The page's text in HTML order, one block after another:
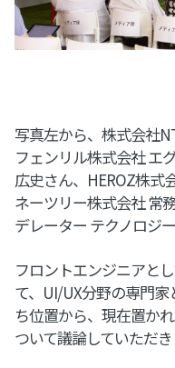
写真左から、株式会社
フェンリル株式会社 エ
広史さん、HEROZ株式
ネーツリー株式会社 常
デレーター テクノロジ
フロントエンジニアと
て、UI/UX分野の専門
ち位置から、現在置か
ついて議論していただき